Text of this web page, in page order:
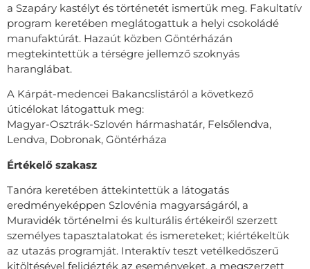
a Szapáry kastélyt és történetét ismertük meg. Fakultatív
program keretében meglátogattuk a helyi csokoládé
manufaktúrát. Hazaút közben Göntérházán
megtekintettük a térségre jellemző szoknyás
haranglábat.
A Kárpát-medencei Bakancslistáról a következő
úticélokat látogattuk meg:
Magyar-Osztrák-Szlovén hármashatár, Felsőlendva,
Lendva, Dobronak, Göntérháza
Értékelő szakasz
Tanóra keretében áttekintettük a látogatás
eredményeképpen Szlovénia magyarságáról, a
Muravidék történelmi és kulturális értékeiről szerzett
személyes tapasztalatokat és ismereteket; kiértékeltük
az utazás programját. Interaktív teszt vetélkedőszerű
kitöltésével felidézték az eseményeket, a megszerzett